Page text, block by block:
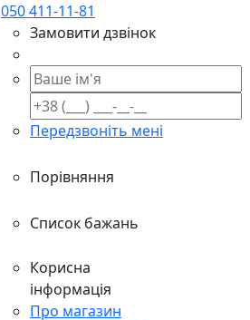
050 411-11-81
Замовити дзвінок
Передзвоніть мені
Порівняння
Список бажань
Корисна
інформація
Про магазин